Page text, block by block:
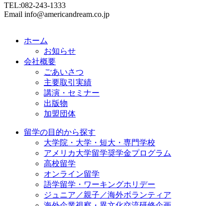
TEL:082-243-1333
Email info@americandream.co.jp
ホーム
お知らせ
会社概要
ごあいさつ
主要取引実績
講演・セミナー
出版物
加盟団体
留学の目的から探す
大学院・大学・短大・専門学校
アメリカ大学留学奨学金プログラム
高校留学
オンライン留学
語学留学・ワーキングホリデー
ジュニア／親子／海外ボランティア